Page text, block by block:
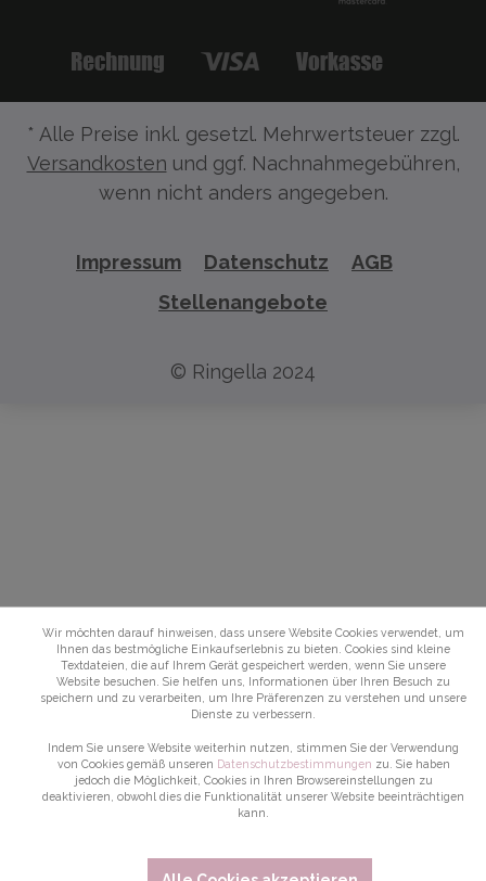
* Alle Preise inkl. gesetzl. Mehrwertsteuer zzgl.
Versandkosten und ggf. Nachnahmegebühren,
wenn nicht anders angegeben.
Impressum Datenschutz
AGB
Stellenangebote
© Ringella 2024
Wir möchten darauf hinweisen, dass unsere Website Cookies verwendet, um
Ihnen das bestmögliche Einkaufserlebnis zu bieten. Cookies sind kleine
Textdateien, die auf Ihrem Gerät gespeichert werden, wenn Sie unsere
Website besuchen. Sie helfen uns, Informationen über Ihren Besuch zu
speichern und zu verarbeiten, um Ihre Präferenzen zu verstehen und unsere
Dienste zu verbessern.
Indem Sie unsere Website weiterhin nutzen, stimmen Sie der Verwendung
von Cookies gemäß unseren Datenschutzbestimmungen zu. Sie haben
jedoch die Möglichkeit, Cookies in Ihren Browsereinstellungen zu
deaktivieren, obwohl dies die Funktionalität unserer Website beeinträchtigen
kann.